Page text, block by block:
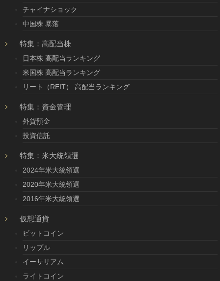
チャイナショック
中国株 暴落
特集：高配当株
日本株 高配当ランキング
米国株 高配当ランキング
リート（REIT） 高配当ランキング
特集：資金管理
外貨預金
投資信託
特集：米大統領選
2024年米大統領選
2020年米大統領選
2016年米大統領選
仮想通貨
ビットコイン
リップル
イーサリアム
ライトコイン